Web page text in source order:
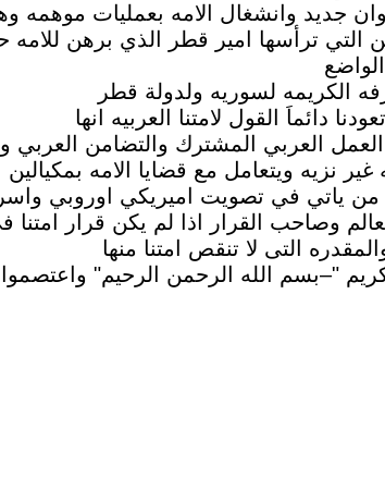
جديد وانشغال الامه بعمليات موهمه
التي ترأسها امير قطر الذي برهن
الكريمه لسوريه ولدولة قطر
دائماَ القول لامتنا العربيه انها
العمل العربي المشترك والتضامن
غير نزيه ويتعامل مع قضايا الامه بمكيالين
من ياتي في تصويت اميريكي اوروبي
وصاحب القرار اذا لم يكن قرار
التى لا تنقص امتنا منها
"–بسم الله الرحمن الرحيم"